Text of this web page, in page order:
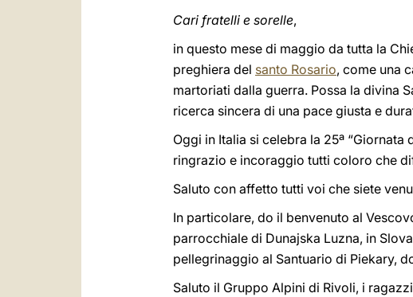
Cari fratelli e sorelle,
in questo mese di maggio da tutta la
preghiera del santo Rosario, come una
martoriati dalla guerra. Possa la divina
ricerca sincera di una pace giusta e
Oggi in Italia si celebra la 25ª
ringrazio e incoraggio tutti coloro che
Saluto con affetto tutti voi che siete
In particolare, do il benvenuto al
parrocchiale di Dunajska Luzna, in
pellegrinaggio al Santuario di Piekary,
Saluto il Gruppo Alpini di Rivoli, i